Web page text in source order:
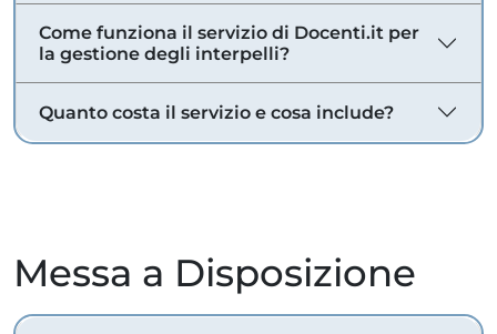
Come funziona il servizio di Docenti.it per
la gestione degli interpelli?
Quanto costa il servizio e cosa include?
Messa a Disposizione